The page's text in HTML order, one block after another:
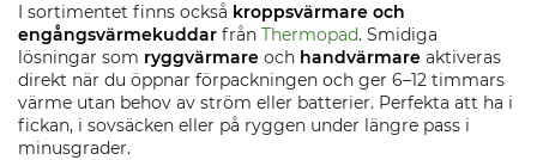
I sortimentet finns också kroppsvärmare och
engångsvärmekuddar från Thermopad. Smidiga
lösningar som ryggvärmare och handvärmare aktiveras
direkt när du öppnar förpackningen och ger 6–12 timmars
värme utan behov av ström eller batterier. Perfekta att ha i
fickan, i sovsäcken eller på ryggen under längre pass i
minusgrader.